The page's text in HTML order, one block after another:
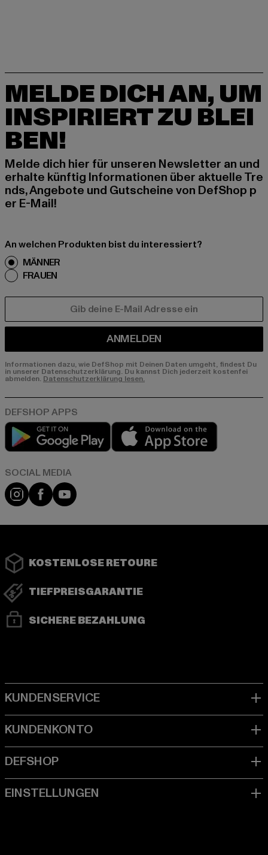
MELDE DICH AN, UM
INSPIRIERT ZU BLEI
BEN!
Melde dich hier für unseren Newsletter an und
erhalte künftig Informationen über aktuelle Tre
nds, Angebote und Gutscheine von DefShop p
er E-Mail!
An welchen Produkten bist du interessiert?
MÄNNER
FRAUEN
ANMELDEN
Informationen dazu, wie DefShop mit Deinen Daten umgeht, findest Du
in unserer Datenschutzerklärung. Du kannst Dich jederzeit kostenfei
abmelden. Datenschutzerklärung lesen.
Play market
Instagram
FacebookYouTube
KOSTENLOSE RETOURE
TIEFPREISGARANTIE
SICHERE BEZAHLUNG